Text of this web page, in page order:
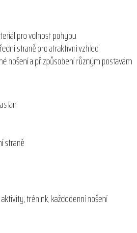
pro volnost pohybu
straně pro atraktivní vzhled
nošení a přizpůsobení různým postavám
straně
trénink, každodenní nošení